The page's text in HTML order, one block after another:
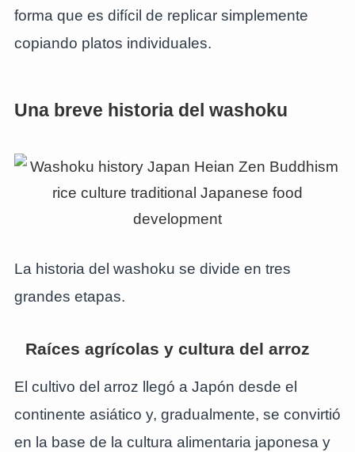
forma que es difícil de replicar simplemente
copiando platos individuales.
Una breve historia del washoku
La historia del washoku se divide en tres
grandes etapas.
Raíces agrícolas y cultura del arroz
El cultivo del arroz llegó a Japón desde el
continente asiático y, gradualmente, se convirtió
en la base de la cultura alimentaria japonesa y